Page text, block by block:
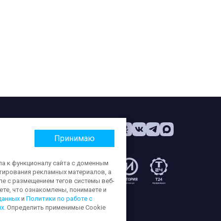
данных
Принимаю
к функционалу сайта с доменным
рекламных материалов, а
с размещением тегов системы веб-
что ознакомлены, понимаете и
и Политики по работе с
. Определить применимые Cookie